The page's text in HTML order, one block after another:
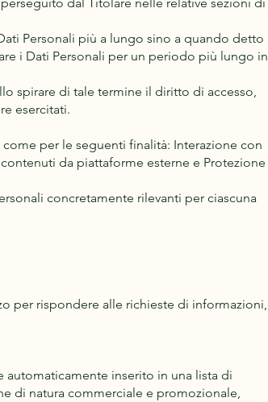
Personali più a lungo sino a quando detto
i Dati Personali per un periodo più lungo in
spirare di tale termine il diritto di accesso,
esercitati.
per le seguenti finalità: Interazione con
da piattaforme esterne e Protezione
concretamente rilevanti per ciascuna
per rispondere alle richieste di informazioni,
automaticamente inserito in una lista di
di natura commerciale e promozionale,